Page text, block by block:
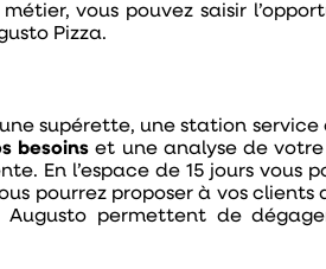
vous pouvez saisir
Pizza.
supérette, une station
besoins et une analyse de
En l’espace de 15 jours
pourrez proposer à vos
permettent de